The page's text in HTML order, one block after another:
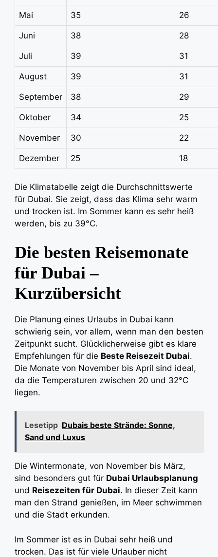
Mai 35 26
Juni 38 28
Juli 39 31
August 39 31
September 38 29
Oktober 34 25
November 30 22
Dezember 25 18
Die Klimatabelle zeigt die Durchschnittswerte
für Dubai. Sie zeigt, dass das Klima sehr warm
und trocken ist. Im Sommer kann es sehr heiß
werden, bis zu 39°C.
Die besten Reisemonate
für Dubai –
Kurzübersicht
Die Planung eines Urlaubs in Dubai kann
schwierig sein, vor allem, wenn man den besten
Zeitpunkt sucht. Glücklicherweise gibt es klare
Empfehlungen für die Beste Reisezeit Dubai.
Die Monate von November bis April sind ideal,
da die Temperaturen zwischen 20 und 32°C
liegen.
Lesetipp Dubais beste Strände: Sonne,
Sand und Luxus
Die Wintermonate, von November bis März,
sind besonders gut für Dubai Urlaubsplanung
und Reisezeiten für Dubai. In dieser Zeit kann
man den Strand genießen, im Meer schwimmen
und die Stadt erkunden.
Im Sommer ist es in Dubai sehr heiß und
trocken. Das ist für viele Urlauber nicht